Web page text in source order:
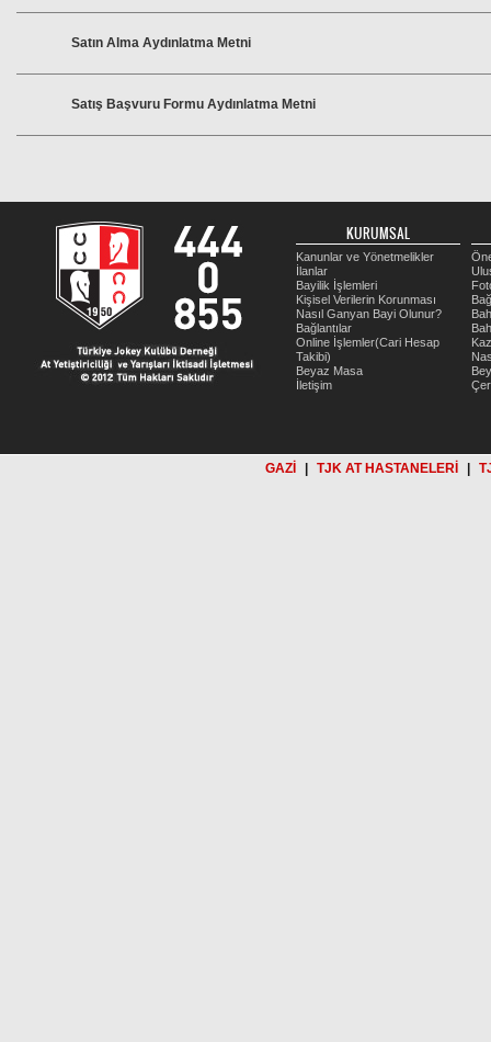
Satın Alma Aydınlatma Metni
Satış Başvuru Formu Aydınlatma Metni
KURUMSAL
Kanunlar ve Yönetmelikler
İlanlar
Bayilik İşlemleri
Kişisel Verilerin Korunması
Nasıl Ganyan Bayi Olunur?
Bağlantılar
Online İşlemler(Cari Hesap
Takibi)
Beyaz Masa
İletişim
GAZİ TJK AT HASTANELERİ